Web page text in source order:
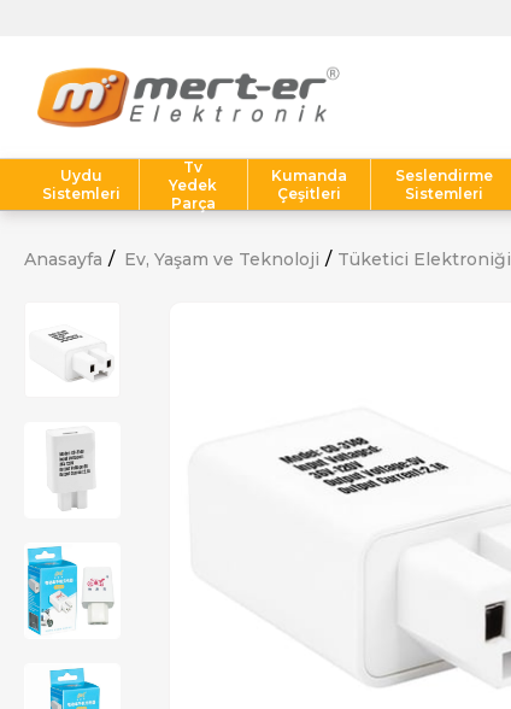
Uydu
Sistemleri
Tv
Yedek
Parça
Kumanda
Çeşitleri
Seslendirme
Sistemleri
Anasayfa Ev, Yaşam ve Teknoloji Tüketici Elektroniği